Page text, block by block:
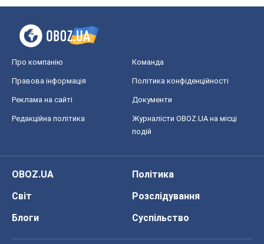
Про компанію Команда
Правова інформація Політика конфіденційності
Реклама на сайті Документи
Редакційна політика
Журналісти OBOZ.UA на місці
подій
OBOZ.UA
Політика
Світ
Розслідування
Блоги
Суспільство